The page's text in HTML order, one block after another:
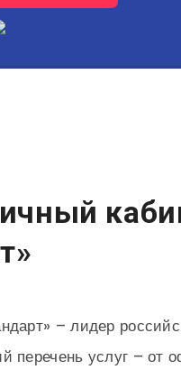
– лидер
перечень услуг – от